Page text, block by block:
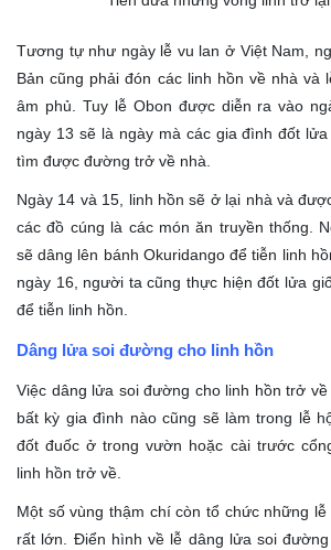
Tương tự như ngày lễ vu lan ở Việt Nam,
Bản cũng phải đón các linh hồn về nhà và
âm phủ. Tuy lễ Obon được diễn ra vào
ngày 13 sẽ là ngày mà các gia đình đốt
tìm được đường trở về nhà.
Ngày 14 và 15, linh hồn sẽ ở lại nhà và
các đồ cúng là các món ăn truyền thống.
sẽ dâng lên bánh Okuridango để tiễn linh
ngày 16, người ta cũng thực hiện đốt lửa
để tiễn linh hồn.
Dâng lửa soi đường cho linh hồn
Việc dâng lửa soi đường cho linh hồn trở
bất kỳ gia đình nào cũng sẽ làm trong lễ
đốt đuốc ở trong vườn hoặc cài trước
linh hồn trở về.
Một số vùng thậm chí còn tổ chức những
rất lớn. Điển hình về lễ dâng lửa soi